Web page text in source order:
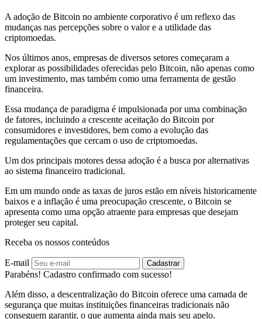
A adoção de Bitcoin no ambiente corporativo é um reflexo das
mudanças nas percepções sobre o valor e a utilidade das
criptomoedas.
Nos últimos anos, empresas de diversos setores começaram a
explorar as possibilidades oferecidas pelo Bitcoin, não apenas como
um investimento, mas também como uma ferramenta de gestão
financeira.
Essa mudança de paradigma é impulsionada por uma combinação
de fatores, incluindo a crescente aceitação do Bitcoin por
consumidores e investidores, bem como a evolução das
regulamentações que cercam o uso de criptomoedas.
Um dos principais motores dessa adoção é a busca por alternativas
ao sistema financeiro tradicional.
Em um mundo onde as taxas de juros estão em níveis historicamente
baixos e a inflação é uma preocupação crescente, o Bitcoin se
apresenta como uma opção atraente para empresas que desejam
proteger seu capital.
Receba os nossos conteúdos
E-mail Cadastrar
Parabéns! Cadastro confirmado com sucesso!
Além disso, a descentralização do Bitcoin oferece uma camada de
segurança que muitas instituições financeiras tradicionais não
conseguem garantir, o que aumenta ainda mais seu apelo.